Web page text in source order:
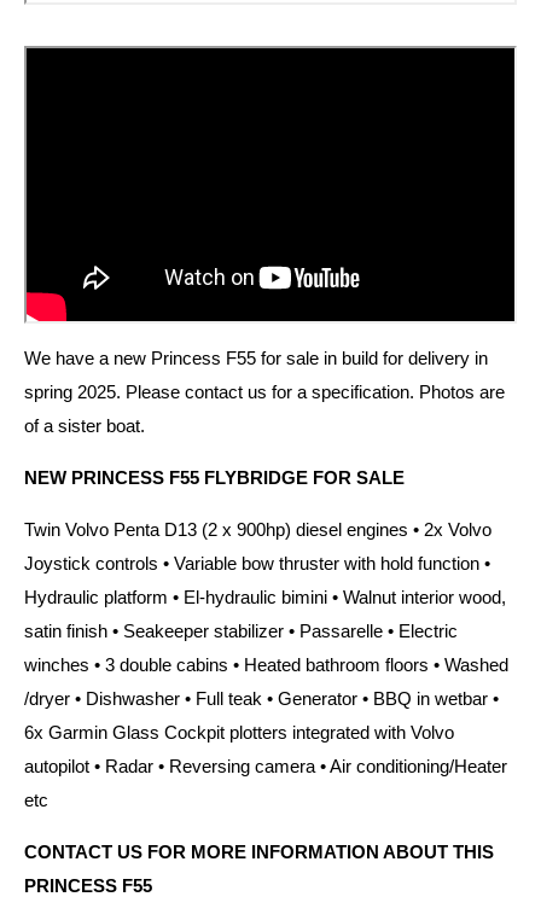
We have a new Princess F55 for sale in build for delivery in
spring 2025. Please contact us for a specification. Photos are
of a sister boat.
NEW PRINCESS F55 FLYBRIDGE FOR SALE
Twin Volvo Penta D13 (2 x 900hp) diesel engines • 2x Volvo
Joystick controls • Variable bow thruster with hold function •
Hydraulic platform • El-hydraulic bimini • Walnut interior wood,
satin finish • Seakeeper stabilizer • Passarelle • Electric
winches • 3 double cabins • Heated bathroom floors • Washed
/dryer • Dishwasher • Full teak • Generator • BBQ in wetbar •
6x Garmin Glass Cockpit plotters integrated with Volvo
autopilot • Radar • Reversing camera • Air conditioning/Heater
etc
CONTACT US FOR MORE INFORMATION ABOUT THIS
PRINCESS F55